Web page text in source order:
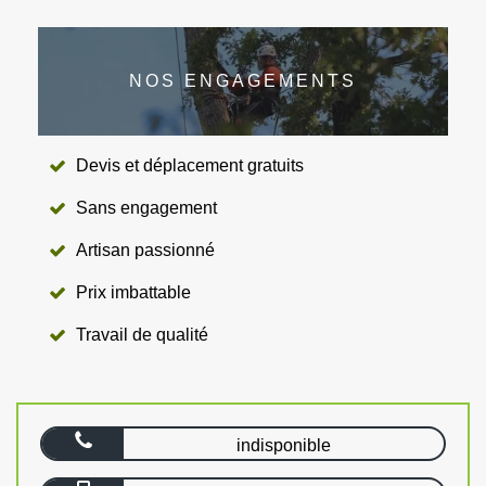
NOS ENGAGEMENTS
Devis et déplacement gratuits
Sans engagement
Artisan passionné
Prix imbattable
Travail de qualité
indisponible